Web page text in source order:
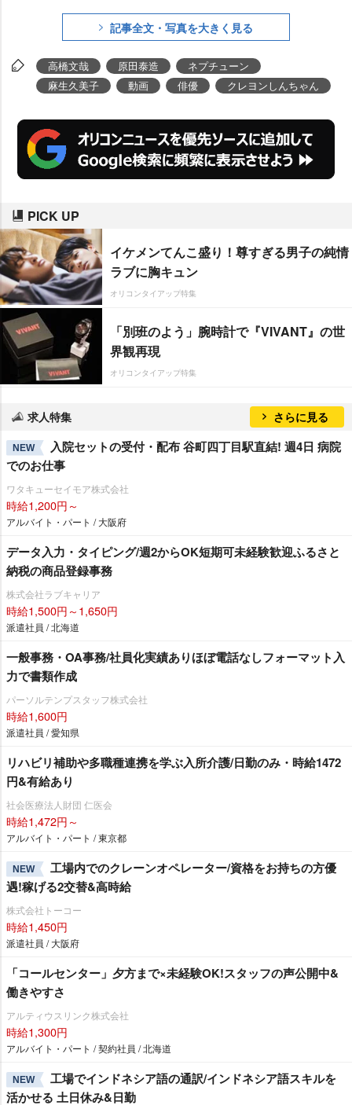
れ、俳優の高橋文哉、お笑いトリ
ネプチューンの原田泰造、俳
優の麻生久美子が登壇した。
記事全文・写真を大きく見る
高橋文哉 原田泰造
ネプチューン
麻生久美子
動画 俳優 クレヨンしんちゃん
PICK UP
イケメンてんこ盛り！尊すぎる男子の純情
ラブに胸キュン
オリコンタイアップ特集
「別班のよう」腕時計で『VIVANT』の世
界観再現
オリコンタイアップ特集
求人特集 さらに見る
NEW
入院セットの受付・配布 谷町四丁目駅直結! 週4日 病院
でのお仕事
ワタキューセイモア株式会社
時給1,200円～
アルバイト・パート / 大阪府
データ入力・タイピング/週2からOK短期可未経験歓迎ふるさと
納税の商品登録事務
株式会社ラブキャリア
時給1,500円～1,650円
派遣社員 / 北海道
一般事務・OA事務/社員化実績ありほぼ電話なしフォーマット入
力で書類作成
パーソルテンプスタッフ株式会社
時給1,600円
派遣社員 / 愛知県
リハビリ補助や多職種連携を学ぶ入所介護/日勤のみ・時給1472
円&有給あり
社会医療法人財団 仁医会
時給1,472円～
アルバイト・パート / 東京都
NEW
工場内でのクレーンオペレーター/資格をお持ちの方優
遇!稼げる2交替&高時給
株式会社トーコー
時給1,450円
派遣社員 / 大阪府
「コールセンター」夕方まで×未経験OK!スタッフの声公開中&
働きやすさ
アルティウスリンク株式会社
時給1,300円
アルバイト・パート / 契約社員 / 北海道
NEW
工場でインドネシア語の通訳/インドネシア語スキルを
活かせる 土日休み&日勤